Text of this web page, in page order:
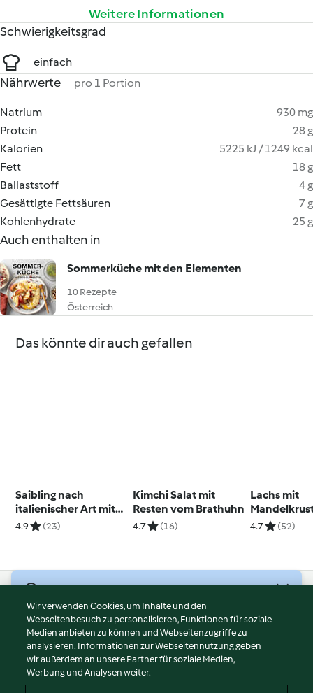
Weitere Informationen
Schwierigkeitsgrad
einfach
Nährwerte pro 1 Portion
Natrium
930 mg
Protein
28 g
Kalorien
5225 kJ / 1249 kcal
Fett
18 g
Ballaststoff
4 g
Gesättigte Fettsäuren
7 g
Kohlenhydrate
25 g
Auch enthalten in
Sommerküche mit den Elementen
10 Rezepte
Österreich
Das könnte dir auch gefallen
Saibling nach
italienischer Art mit
Paprikadip und
4.9 (23)
Kimchi Salat mit
Resten vom Brathuhn
4.7 (16)
Lachs mit
Erbsen-
4.7 (52)
Nutzungsbedingungen
Datenschutzrichtlinien
Disclaimer
Impressum
Wir verwenden Cookies, um Inhalte und den
Webseitenbesuch zu personalisieren, Funktionen für soziale
Medien anbieten zu können und Webseitenzugriffe zu
analysieren. Informationen zur Webseitennutzung geben
wir außerdem an unsere Partner für soziale Medien,
Werbung und Analysen weiter.